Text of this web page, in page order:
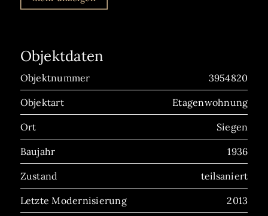
Objektdaten
Objektnummer 3954820
Objektart Etagenwohnung
Ort Siegen
Baujahr 1936
Zustand teilsaniert
Letzte Modernisierung 2013